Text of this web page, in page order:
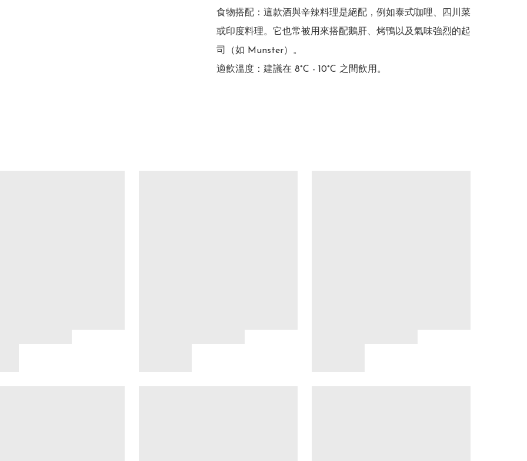
食物搭配：這款酒與辛辣料理是絕配，例如泰式咖哩、四川菜
或印度料理。它也常被用來搭配鵝肝、烤鴨以及氣味強烈的起
司（如 Munster）。